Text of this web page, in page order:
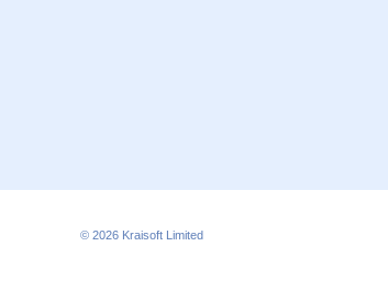
© 2026 Kraisoft Limited